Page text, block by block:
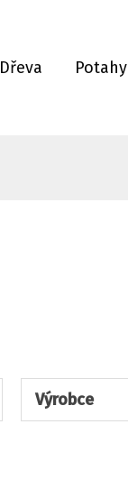
Dřeva Potahy
Výrobce